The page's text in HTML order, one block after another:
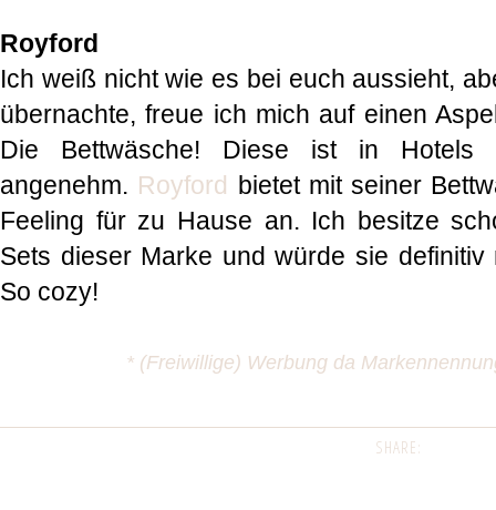
Royford
Ich weiß nicht wie es bei euch aussieht,
übernachte, freue ich mich auf einen
Die Bettwäsche! Diese ist in Hotels
angenehm. Royford bietet mit seiner
Feeling für zu Hause an. Ich besitze
Sets dieser Marke und würde sie
So cozy!
* (Freiwillige) Werbung da
SHARE: